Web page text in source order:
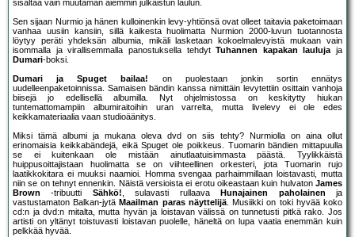
sisältää vain muutaman aiemmin julkaistun laulun.
Sen sijaan Nurmio ja hänen kulloinenkin levy-yhtiönsä ovat olleet taitavia paketoimaan
vanhaa uusiin kansiin, sillä kaikesta huolimatta Nurmion 2000-luvun tuotannosta
löytyy peräti yhdeksän albumia, mikäli lasketaan kokoelmalevyistä mukaan vain
isommalla ja virallisemmalla panostuksella tehdytTuhannen kapakan laulujaja
Dumari-boksi.
Dumari ja Spuget bailaa!
on puolestaan jonkin sortin ennätys
uudelleenpaketoinnissa. Samaisen bändin kanssa nimittäin levytettiin osittain vanhoja
biisejä jo edellisellä albumilla. Nyt ohjelmistossa on keskitytty hiukan
tuntemattomampiin albumiraitoihin uran varrelta, mutta livelevy ei ole edes
keikkamateriaalia vaan studioäänitys.
Miksi tämä albumi ja mukana oleva dvd on siis tehty? Nurmiolla on aina ollut
erinomaisia keikkabändejä, eikä Spuget ole poikkeus. Tuomarin bändien mittapuulla
se ei kuitenkaan ole mistään ainutlaatuisimmasta päästä. Tyylikkäistä
huippusoittajistaan huolimatta se on viihteellinen orkesteri, jota Tuomarin rujo
laatikkokitara ei muuksi naamioi. Homma svengaa parhaimmillaan loistavasti, mutta
niin se on tehnyt ennenkin. Näistä versioista ei erotu oikeastaan kuin hulvaton James
Brown -tribuutti Sähkö!, sulavasti rullaava Hunajainen paholainen ja
vastustamaton Balkan-jytä Maailman paras näyttelijä. Musiikki on toki hyvää koko
cd:n ja dvd:n mitalta, mutta hyvän ja loistavan välissä on tunnetusti pitkä rako. Jos
artisti on yltänyt toistuvasti loistavan puolelle, häneltä on lupa vaatia enemmän kuin
pelkkää hyvää.